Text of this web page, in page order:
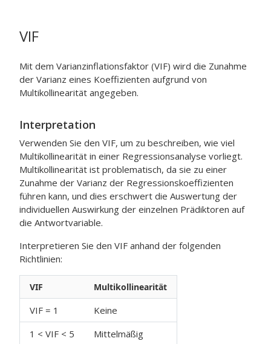
VIF
Mit dem Varianzinflationsfaktor (VIF) wird die Zunahme
der Varianz eines Koeffizienten aufgrund von
Multikollinearität angegeben.
Interpretation
Verwenden Sie den VIF, um zu beschreiben, wie viel
Multikollinearität in einer Regressionsanalyse vorliegt.
Multikollinearität ist problematisch, da sie zu einer
Zunahme der Varianz der Regressionskoeffizienten
führen kann, und dies erschwert die Auswertung der
individuellen Auswirkung der einzelnen Prädiktoren auf
die Antwortvariable.
Interpretieren Sie den VIF anhand der folgenden
Richtlinien:
VIF Multikollinearität
VIF = 1
Keine
1 < VIF < 5
Mittelmäßig